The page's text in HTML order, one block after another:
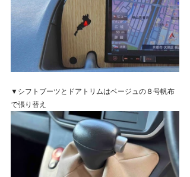
▼シフトブーツとドアトリムはベージュの８号帆布
で張り替え